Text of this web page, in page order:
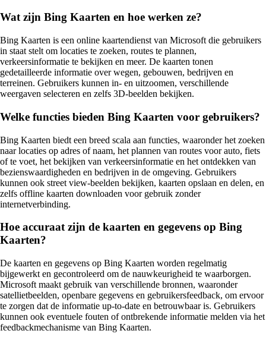
Wat zijn Bing Kaarten en hoe werken ze?
Bing Kaarten is een online kaartendienst van Microsoft die gebruikers
in staat stelt om locaties te zoeken, routes te plannen,
verkeersinformatie te bekijken en meer. De kaarten tonen
gedetailleerde informatie over wegen, gebouwen, bedrijven en
terreinen. Gebruikers kunnen in- en uitzoomen, verschillende
weergaven selecteren en zelfs 3D-beelden bekijken.
Welke functies bieden Bing Kaarten voor gebruikers?
Bing Kaarten biedt een breed scala aan functies, waaronder het zoeken
naar locaties op adres of naam, het plannen van routes voor auto, fiets
of te voet, het bekijken van verkeersinformatie en het ontdekken van
bezienswaardigheden en bedrijven in de omgeving. Gebruikers
kunnen ook street view-beelden bekijken, kaarten opslaan en delen, en
zelfs offline kaarten downloaden voor gebruik zonder
internetverbinding.
Hoe accuraat zijn de kaarten en gegevens op Bing
Kaarten?
De kaarten en gegevens op Bing Kaarten worden regelmatig
bijgewerkt en gecontroleerd om de nauwkeurigheid te waarborgen.
Microsoft maakt gebruik van verschillende bronnen, waaronder
satellietbeelden, openbare gegevens en gebruikersfeedback, om ervoor
te zorgen dat de informatie up-to-date en betrouwbaar is. Gebruikers
kunnen ook eventuele fouten of ontbrekende informatie melden via het
feedbackmechanisme van Bing Kaarten.